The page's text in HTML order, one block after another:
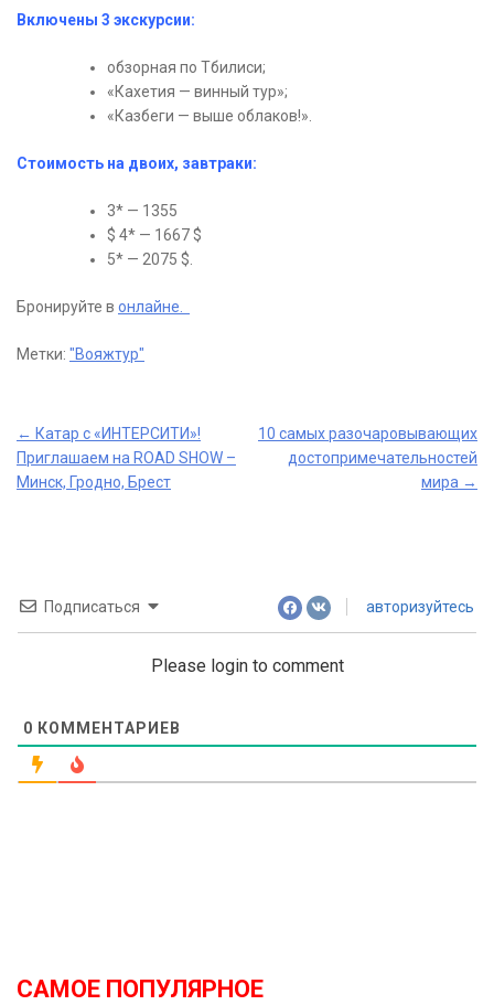
Включены 3 экскурсии:
обзорная по Тбилиси;
«Кахетия — винный тур»;
«Казбеги — выше облаков!».
Стоимость на двоих, завтраки:
3* — 1355
$ 4* — 1667 $
5* — 2075 $.
Бронируйте в онлайне.
Метки: "Вояжтур"
Post
navigation
← Катар с «ИНТЕРСИТИ»!
Приглашаем на ROAD SHOW –
Минск, Гродно, Брест
10 самых разочаровывающих
достопримечательностей
мира →
Подписаться авторизуйтесь
Please login to comment
0 КОММЕНТАРИЕВ
САМОЕ ПОПУЛЯРНОЕ